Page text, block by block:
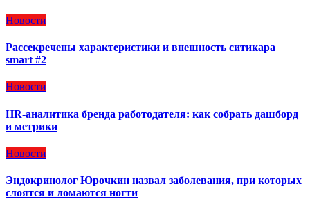
Новости
Рассекречены характеристики и внешность ситикара
smart #2
Новости
HR-аналитика бренда работодателя: как собрать дашборд
и метрики
Новости
Эндокринолог Юрочкин назвал заболевания, при которых
слоятся и ломаются ногти